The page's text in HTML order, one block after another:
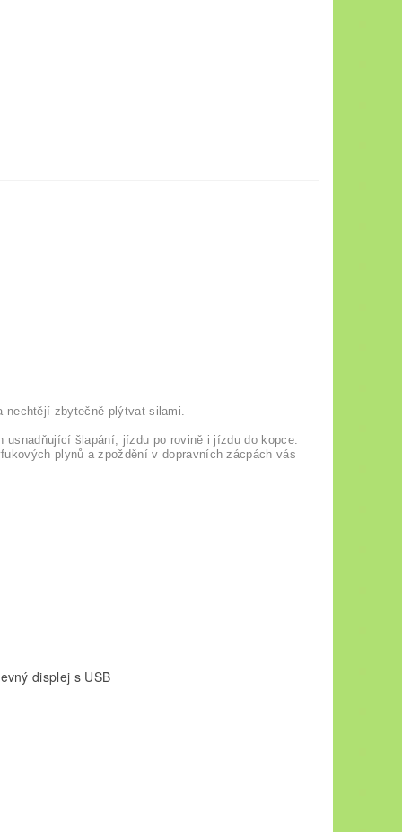
nechtějí zbytečně plýtvat silami.
šlapání, jízdu po rovině i jízdu do kopce.
plynů a zpoždění v dopravních zácpách vás
displej s USB